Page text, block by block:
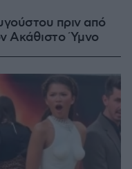
πριν από
Ακάθιστο Ύμνο